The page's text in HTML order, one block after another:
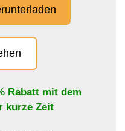
Rabatt mit dem
kurze Zeit